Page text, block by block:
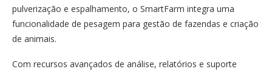
pulverização e espalhamento, o SmartFarm integra uma
funcionalidade de pesagem para gestão de fazendas e criação
de animais.
Com recursos avançados de análise, relatórios e suporte